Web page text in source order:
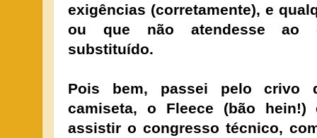
exigências (corretamente), e
ou que não atendesse ao
substituído.
Pois bem, passei pelo crivo
camiseta, o Fleece (bão
assistir o congresso técnico,